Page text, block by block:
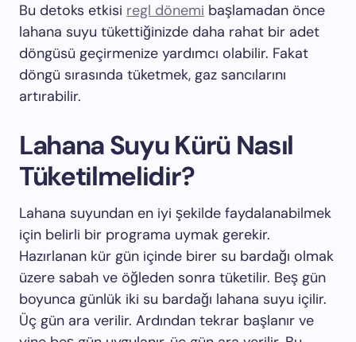
Bu detoks etkisi regl dönemi başlamadan önce
lahana suyu tükettiğinizde daha rahat bir adet
döngüsü geçirmenize yardımcı olabilir. Fakat
döngü sırasında tüketmek, gaz sancılarını
artırabilir.
Lahana Suyu Kürü Nasıl
Tüketilmelidir?
Lahana suyundan en iyi şekilde faydalanabilmek
için belirli bir programa uymak gerekir.
Hazırlanan kür gün içinde birer su bardağı olmak
üzere sabah ve öğleden sonra tüketilir. Beş gün
boyunca günlük iki su bardağı lahana suyu içilir.
Üç gün ara verilir. Ardından tekrar başlanır ve